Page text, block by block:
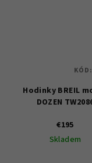
Hodinky BREIL
DOZEN
€195
Skladem
KÓD: